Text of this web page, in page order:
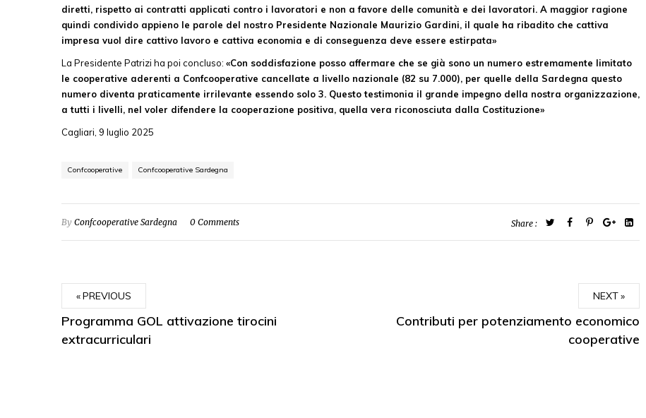
diretti, rispetto ai contratti applicati contro i lavoratori e non a favore delle comunità e dei lavoratori. A maggior ragione
quindi condivido appieno le parole del nostro Presidente Nazionale Maurizio Gardini, il quale ha ribadito che cattiva
impresa vuol dire cattivo lavoro e cattiva economia e di conseguenza deve essere estirpata»
La Presidente Patrizi ha poi concluso: «Con soddisfazione posso affermare che se già sono un numero estremamente limitato
le cooperative aderenti a Confcooperative cancellate a livello nazionale (82 su 7.000), per quelle della Sardegna questo
numero diventa praticamente irrilevante essendo solo 3. Questo testimonia il grande impegno della nostra organizzazione,
a tutti i livelli, nel voler difendere la cooperazione positiva, quella vera riconosciuta dalla Costituzione»
Cagliari, 9 luglio 2025
Confcooperative Confcooperative Sardegna
By Confcooperative Sardegna 0 Comments Share :
PREVIOUS
Programma GOL attivazione tirocini
extracurriculari
NEXT
Contributi per potenziamento economico
cooperative